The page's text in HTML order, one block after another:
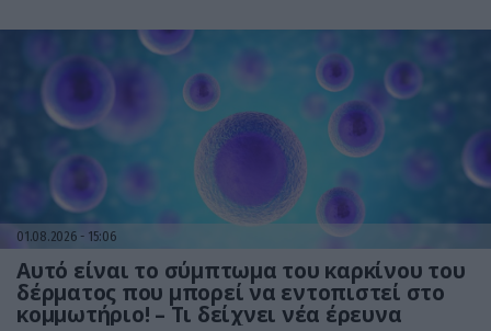
01.08.2026 15:06
Αυτό είναι το σύμπτωμα του καρκίνου του
δέρματος που μπορεί να εντοπιστεί στο
κομμωτήριο! – Τι δείχνει νέα έρευνα